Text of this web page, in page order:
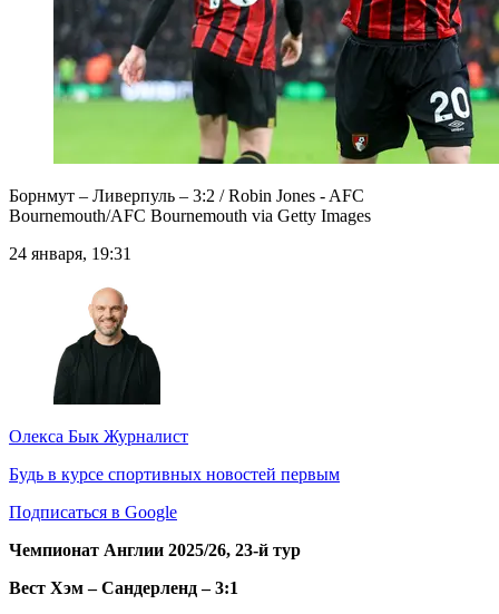
Борнмут – Ливерпуль – 3:2 / Robin Jones - AFC
Bournemouth/AFC Bournemouth via Getty Images
24 января, 19:31
Олекса Бык Журналист
Будь в курсе спортивных новостей первым
Подписаться в Google
Чемпионат Англии 2025/26, 23-й тур
Вест Хэм – Сандерленд – 3:1